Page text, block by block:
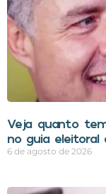
Veja quanto
no guia eleitoral
6 de agosto de 2026